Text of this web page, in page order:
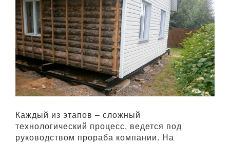
Каждый из этапов – сложный
технологический процесс, ведется под
руководством прораба компании. На